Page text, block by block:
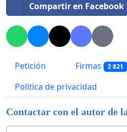
Compartir en Facebook
Petición Firmas 2 821
Política de privacidad
Contactar con el autor de